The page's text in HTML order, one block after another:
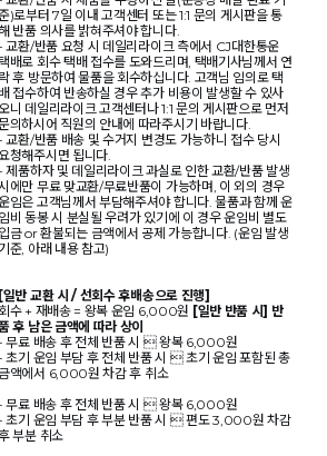
)로부터 7일 이내 고객센터 또는 1:1 문의 게시판을 통
반품 의사를 밝혀주셔야 합니다.
교환/반품 요청 시 데일리라이크 측에서 CJ대한통운
배로 회수 택배 접수를 도와드리며, 택배기사님께서 연
락 후 방문하여 물품을 회수하십니다. 고객님 임의로 택
배 접수하여 반송하실 경우 추가 비용이 발생할 수 있사
니 데일리라이크 고객센터나 1:1 문의 게시판으로 먼저
의하시어 직원의 안내에 따라주시기 바랍니다.
교환/반품 배송 및 수거지 변경도 가능하니 접수 당시
청해주시면 됩니다.
제품하자 및 데일리라이크 과실로 인한 교환/반품 발생
에만 무료 맞교환/무료반품이 가능하며, 이 외의 경우
임은 고객님께서 부담해주셔야 합니다. 물품과 함께 운
임비 동봉 시 분실될 우려가 있기에 이 경우 운임비 별도
입금 or 환불되는 금액에서 공제 가능합니다. (운임 발생
준, 아래 내용 참고)
[일반 교환 시 / 선회수 후배송으로 진행]
수 + 재배송 = 왕복 운임 6,000원 [일반 반품 시] 반
후 남은 금액에 따라 상이
무료 배송 후 전체 반품 시  왕복 6,000원
초기 운임 부담 후 전체 반품 시  초기 운임 포함된 총
금액에서 6,000원 차감 후 취소
무료 배송 후 전체 반품 시  왕복 6,000원
초기 운임 부담 후 부분 반품 시  편도 3,000원 차감
부분 취소